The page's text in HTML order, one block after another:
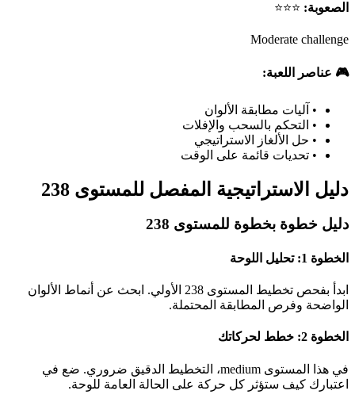
الصعوبة: ⭐⭐⭐
Moderate challenge
🎮 عناصر اللعبة:
• آليات مطابقة الألوان
• التحكم بالسحب والإفلات
• حل الألغاز الاستراتيجي
• تحديات قائمة على الوقت
دليل الاستراتيجية المفصل للمستوى 238
دليل خطوة بخطوة للمستوى 238
الخطوة 1: تحليل اللوحة
ابدأ بفحص تخطيط المستوى 238 الأولي. ابحث عن أنماط الألوان
الواضحة وفرص المطابقة المحتملة.
الخطوة 2: خطط لحركاتك
في هذا المستوى medium، التخطيط الدقيق ضروري. ضع في
اعتبارك كيف ستؤثر كل حركة على الحالة العامة للوحة.